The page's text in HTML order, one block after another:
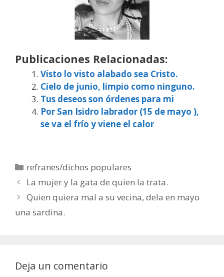
Publicaciones Relacionadas:
Visto lo visto alabado sea Cristo.
Cielo de junio, limpio como ninguno.
Tus deseos son órdenes para mi
Por San Isidro labrador (15 de mayo ),
se va el frío y viene el calor
Categorías
refranes/dichos populares
La mujer y la gata de quien la trata.
Quien quiera mal a su vecina, dela en mayo
una sardina.
Deja un comentario